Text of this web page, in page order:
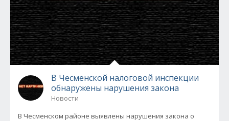
В Чесменской налоговой инспекции
обнаружены нарушения закона
Новости
В Чесменском районе выявлены нарушения закона о